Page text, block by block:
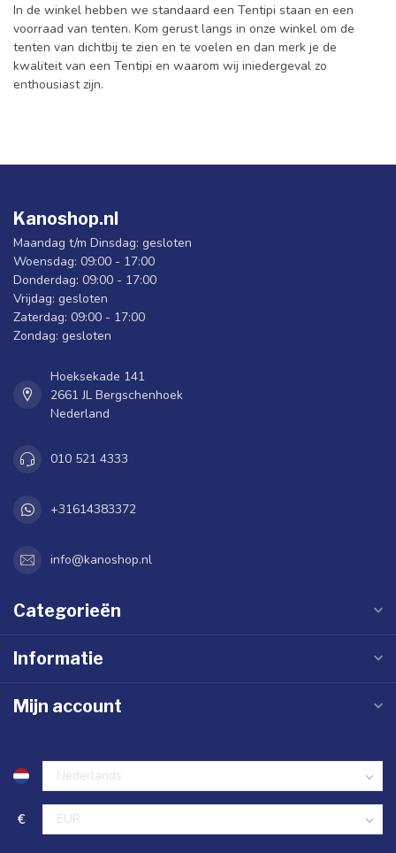
In de winkel hebben we standaard een Tentipi staan en een
voorraad van tenten. Kom gerust langs in onze winkel om de
tenten van dichtbij te zien en te voelen en dan merk je de
kwaliteit van een Tentipi en waarom wij iniedergeval zo
enthousiast zijn.
Kanoshop.nl
Maandag t/m Dinsdag: gesloten
Woensdag: 09:00 - 17:00
Donderdag: 09:00 - 17:00
Vrijdag: gesloten
Zaterdag: 09:00 - 17:00
Zondag: gesloten
Hoeksekade 141
2661 JL Bergschenhoek
Nederland
010 521 4333
+31614383372
info@kanoshop.nl
Categorieën
Informatie
Mijn account
€